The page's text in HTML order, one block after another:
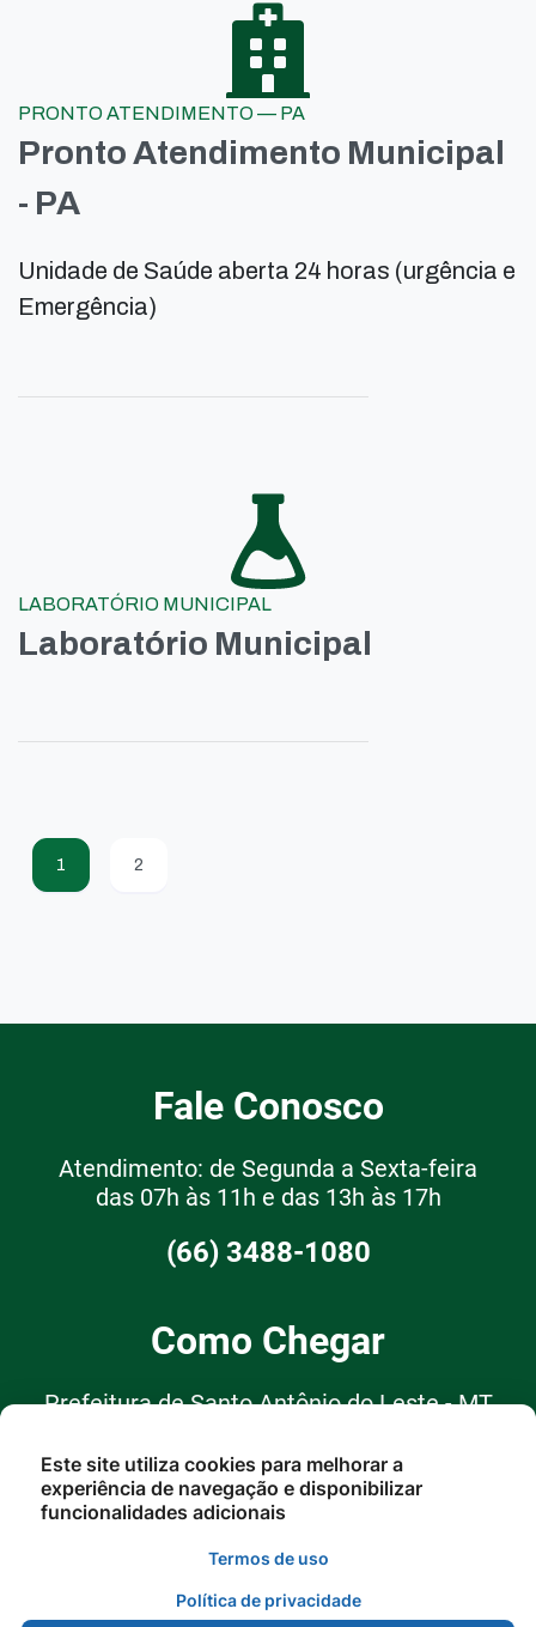
PRONTO ATENDIMENTO — PA
Pronto Atendimento Municipal
- PA
Unidade de Saúde aberta 24 horas (urgência e
Emergência)
LABORATÓRIO MUNICIPAL
Laboratório Municipal
1 2
Fale Conosco
Atendimento: de Segunda a Sexta-feira
das 07h às 11h e das 13h às 17h
(66) 3488-1080
Como Chegar
Prefeitura de Santo Antônio do Leste - MT
R. Garças, 62, Santo Antônio do
Leste - MT, 78628-000
Este site utiliza cookies para melhorar a
experiência de navegação e disponibilizar
funcionalidades adicionais
Termos de uso
Política de privacidade